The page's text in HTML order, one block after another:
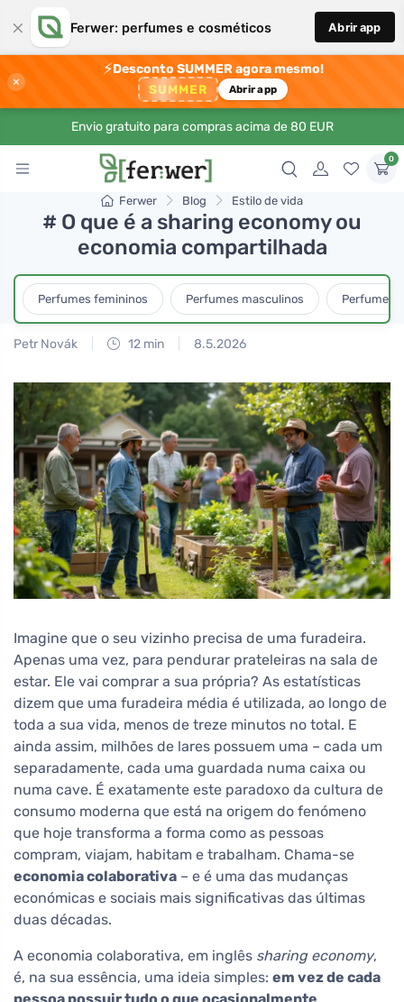
× Ferwer: perfumes e cosméticos Abrir app
×
⚡Desconto SUMMER agora mesmo!
SUMMER Abrir app
Envio gratuito para compras acima de 80 EUR
0
Ferwer Blog Estilo de vida
# O que é a sharing economy ou
economia compartilhada
Perfumes femininos Perfumes masculinos Perfumes
Petr Novák 12 min 8.5.2026
Imagine que o seu vizinho precisa de uma furadeira.
Apenas uma vez, para pendurar prateleiras na sala de
estar. Ele vai comprar a sua própria? As estatísticas
dizem que uma furadeira média é utilizada, ao longo de
toda a sua vida, menos de treze minutos no total. E
ainda assim, milhões de lares possuem uma – cada um
separadamente, cada uma guardada numa caixa ou
numa cave. É exatamente este paradoxo da cultura de
consumo moderna que está na origem do fenómeno
que hoje transforma a forma como as pessoas
compram, viajam, habitam e trabalham. Chama-se
economia colaborativa – e é uma das mudanças
económicas e sociais mais significativas das últimas
duas décadas.
A economia colaborativa, em inglês sharing economy,
é, na sua essência, uma ideia simples: em vez de cada